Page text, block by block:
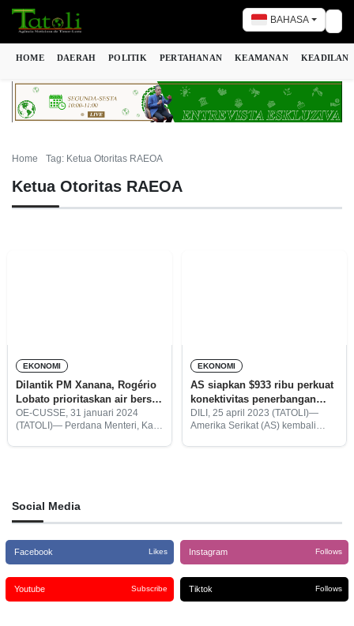
BAHASA
HOME DAERAH POLITIK PERTAHANAN KEAMANAN KEADILAN
Home Tag: Ketua Otoritas RAEOA
Ketua Otoritas RAEOA
EKONOMI
Dilantik PM Xanana, Rogério
Lobato prioritaskan air bersih
bagi masyarakat RAEOA
OE-CUSSE, 31 januari 2024
(TATOLI)— Perdana Menteri, Kay
Rogério dalam acara
EKONOMI
AS siapkan $933 ribu perkuat
konektivitas penerbangan
bandara Oecusse
DILI, 25 april 2023 (TATOLI)—
Amerika Serikat (AS) kembali
Social Media
Facebook Likes Instagram Follows
Youtube Subscribe Tiktok Follows